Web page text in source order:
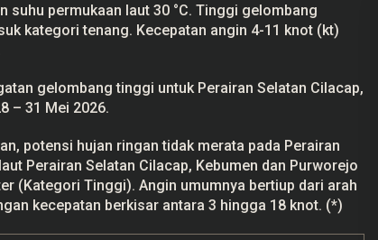
suhu permukaan laut 30 °C. Tinggi gelombang
kategori tenang. Kecepatan angin 4-11 knot (kt)
gelombang tinggi untuk Perairan Selatan Cilacap,
– 31 Mei 2026.
potensi hujan ringan tidak merata pada Perairan
Perairan Selatan Cilacap, Kebumen dan Purworejo
(Kategori Tinggi). Angin umumnya bertiup dari arah
kecepatan berkisar antara 3 hingga 18 knot. (*)